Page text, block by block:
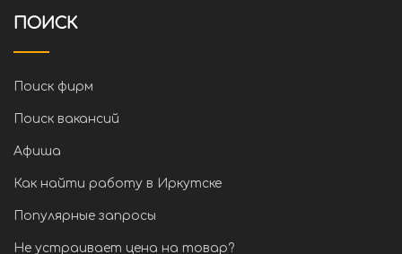
ПОИСК
Поиск фирм
Поиск вакансий
Афиша
Как найти работу в Иркутске
Популярные запросы
Не устраивает цена на товар?